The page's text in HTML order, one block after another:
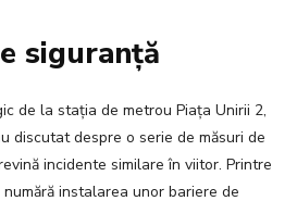
siguranță
de la stația de metrou Piața Unirii 2,
discutat despre o serie de măsuri de
incidente similare în viitor. Printre
instalarea unor bariere de